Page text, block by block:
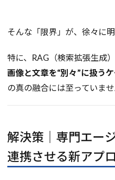
そんな「限界」が、徐々に
特に、RAG（検索拡張生成）
画像と文章を“別々”に扱う
の真の融合には至っていませ
解決策｜専門エー
連携させる新アプ